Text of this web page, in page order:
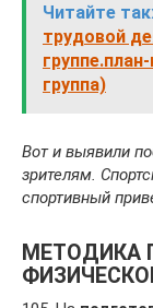
Читайте
трудовой
группа)
Вот и выявили
зрителям.
спортивный
МЕТОДИКА